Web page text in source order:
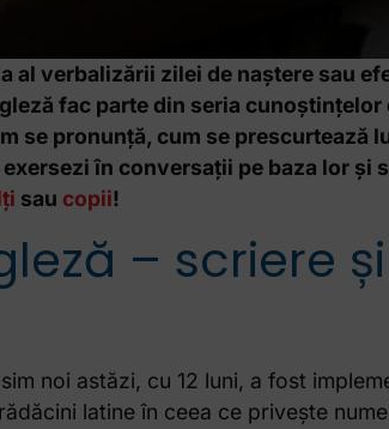
al verbalizării zilei de naștere sau
fac parte din seria cunoștințelor
se pronunță, cum se prescurtează
în conversații pe baza lor și
sau copii!
– scriere și
noi astăzi, cu 12 luni, a fost
latine în ceea ce privește